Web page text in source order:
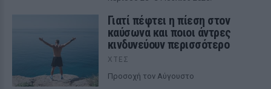
Γιατί πέφτει η πίεση στον
καύσωνα και ποιοι άντρες
κινδυνεύουν περισσότερο
ΧΤΕΣ
Προσοχή τον Αύγουστο